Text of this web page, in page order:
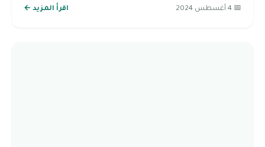
📅 4 أغسطس 2024 اقرأ المزيد ←